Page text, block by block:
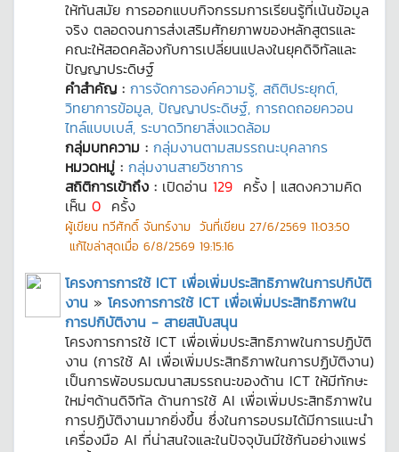
ให้ทันสมัย การออกแบบกิจกรรมการเรียนรู้ที่เน้นข้อมูล
จริง ตลอดจนการส่งเสริมศักยภาพของหลักสูตรและ
คณะให้สอดคล้องกับการเปลี่ยนแปลงในยุคดิจิทัลและ
ปัญญาประดิษฐ์
คำสำคัญ : การจัดการองค์ความรู้, สถิติประยุกต์,
วิทยาการข้อมูล, ปัญญาประดิษฐ์, การถดถอยควอน
ไทล์แบบเบส์, ระบาดวิทยาสิ่งแวดล้อม
กลุ่มบทความ : กลุ่มงานตามสมรรถนะบุคลากร
หมวดหมู่ : กลุ่มงานสายวิชาการ
สถิติการเข้าถึง : เปิดอ่าน 129 ครั้ง | แสดงความคิด
เห็น 0 ครั้ง
ผู้เขียน ทวีศักดิ์ จันทร์งาม วันที่เขียน 27/6/2569 11:03:50
แก้ไขล่าสุดเมื่อ 6/8/2569 19:15:16
โครงการการใช้ ICT เพื่อเพิ่มประสิทธิภาพในการปกิบัติ
งาน » โครงการการใช้ ICT เพื่อเพิ่มประสิทธิภาพใน
การปกิบัติงาน - สายสนับสนุน
โครงการการใช้ ICT เพื่อเพิ่มประสิทธิภาพในการปฏิบัติ
งาน (การใช้ AI เพื่อเพิ่มประสิทธิภาพในการปฏิบัติงาน)
เป็นการพัอบรมฒนาสมรรถนะของด้าน ICT ให้มีทักษะ
ใหม่ๆด้านดิจิทัล ด้านการใช้ AI เพื่อเพิ่มประสิทธิภาพใน
การปฏิบัติงานมากยิ่งขึ้น ซึ่งในการอบรมได้มีการแนะนำ
เครื่องมือ AI ที่น่าสนใจและในปัจจุบันมีใช้กันอย่างแพร่